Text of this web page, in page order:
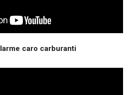
caro carburanti